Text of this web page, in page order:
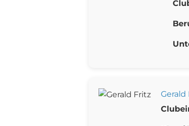
Gerald